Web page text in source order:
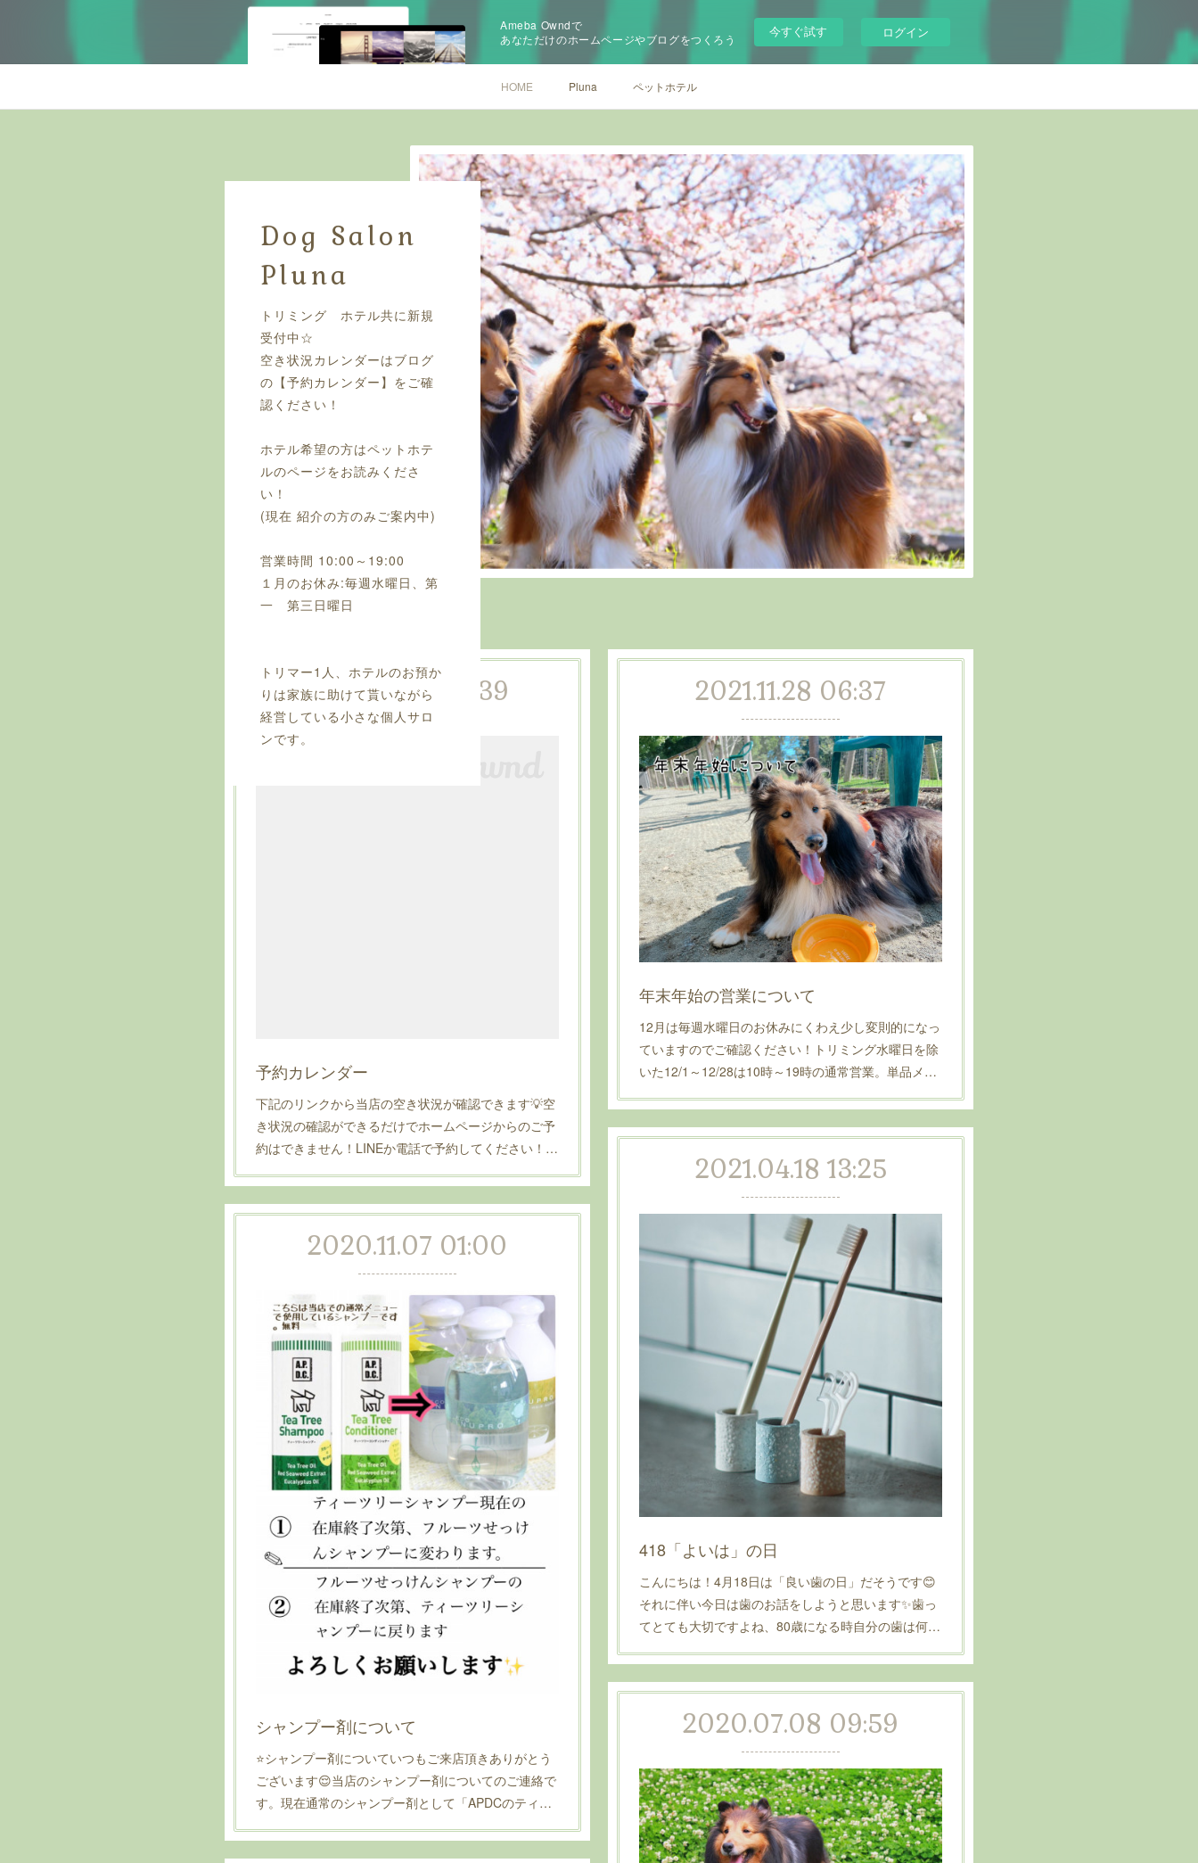
Ameba Owndで
あなただけのホームページやブログをつくろう
今すぐ試す ログイン
HOME Pluna ペットホテル
Dog Salon
Pluna
トリミング ホテル共に新規
受付中☆
空き状況カレンダーはブログ
の【予約カレンダー】をご確
認ください！
ホテル希望の方はペットホテ
ルのページをお読みくださ
い！
(現在 紹介の方のみご案内中)
営業時間 10:00～19:00
１月のお休み:毎週水曜日、第
一 第三日曜日
トリマー1人、ホテルのお預か
りは家族に助けて貰いながら
経営している小さな個人サロ
ンです。
2024.04.27 10:39
予約カレンダー
下記のリンクから当店の空き状況が確認できます💡空
き状況の確認ができるだけでホームページからのご予
約はできません！LINEか電話で予約してください！…
2021.11.28 06:37
年末年始の営業について
12月は毎週水曜日のお休みにくわえ少し変則的になっ
ていますのでご確認ください！トリミング水曜日を除
いた12/1～12/28は10時～19時の通常営業。単品メ…
2021.04.18 13:25
418「よいは」の日
こんにちは！4月18日は「良い歯の日」だそうです😊
それに伴い今日は歯のお話をしようと思います✨歯っ
てとても大切ですよね、80歳になる時自分の歯は何…
2020.11.07 01:00
シャンプー剤について
⭐シャンプー剤についていつもご来店頂きありがとう
ございます😌当店のシャンプー剤についてのご連絡で
す。現在通常のシャンプー剤として「APDCのティ…
2020.07.08 09:59